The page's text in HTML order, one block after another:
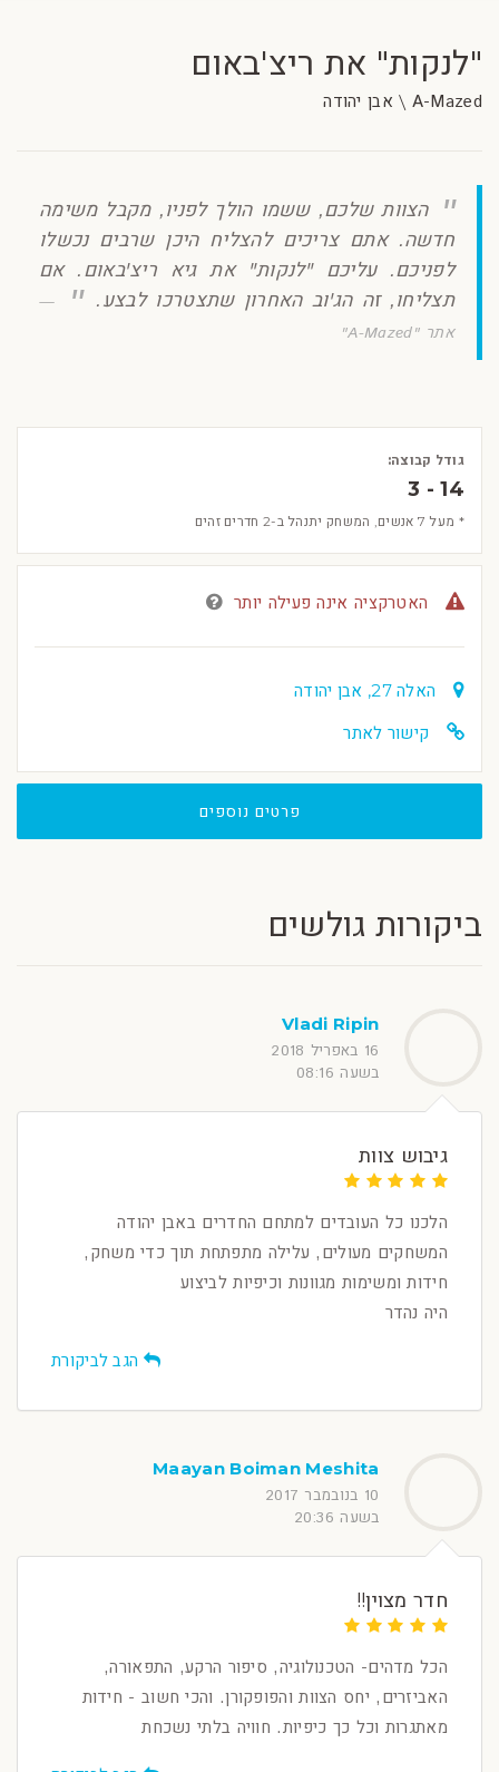
"לנקות" את ריצ'באום
A-Mazed \ אבן יהודה
הצוות שלכם, ששמו הולך לפניו, מקבל משימה
חדשה. אתם צריכים להצליח היכן שרבים נכשלו
לפניכם. עליכם "לנקות" את גיא ריצ'באום. אם
תצליחו, זה הג'וב האחרון שתצטרכו לבצע.
אתר "A-Mazed"
גודל קבוצה:
3 - 14
* מעל 7 אנשים, המשחק יתנהל ב-2 חדרים זהים
האטרקציה אינה פעילה יותר
האלה 27, אבן יהודה
קישור לאתר
פרטים נוספים
ביקורות גולשים
Vladi Ripin
16 באפריל 2018
בשעה 08:16
גיבוש צוות
הלכנו כל העובדים למתחם החדרים באבן יהודה
המשחקים מעולים, עלילה מתפתחת תוך כדי משחק,
חידות ומשימות מגוונות וכיפיות לביצוע
היה נהדר
הגב לביקורת
Maayan Boiman Meshita
10 בנובמבר 2017
בשעה 20:36
חדר מצוין!!
הכל מדהים- הטכנולוגיה, סיפור הרקע, התפאורה,
האביזרים, יחס הצוות והפופקורן. והכי חשוב - חידות
מאתגרות וכל כך כיפיות. חוויה בלתי נשכחת